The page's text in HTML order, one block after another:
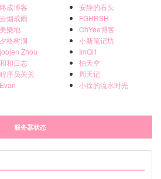
终成博客
云烟成雨
美樂地
夕格树洞
joojen Zhou
和和日志
程序员关关
Evan
安静的石头
FGHRSH
OhYee博客
小新笔记坊
ImQi1
拍天空
周天记
小徐的流水时光
服务器状态